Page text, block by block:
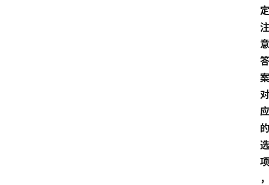
定
注
意
答
案
对
应
的
选
项
，